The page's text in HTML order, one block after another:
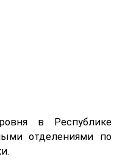
в Республике
отделениями по